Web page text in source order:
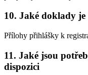
10. Jaké doklady je
Přílohy přihlášky k
11. Jaké jsou
dispozici